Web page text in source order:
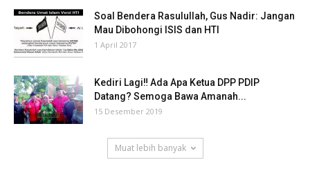
Soal Bendera Rasulullah, Gus Nadir: Jangan
Mau Dibohongi ISIS dan HTI
1 April 2017
Kediri Lagi‼ Ada Apa Ketua DPP PDIP
Datang? Semoga Bawa Amanah...
15 Desember 2019
Muat lebih banyak